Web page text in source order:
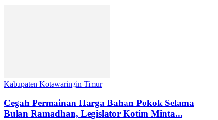
Kabupaten Kotawaringin Timur
Cegah Permainan Harga Bahan Pokok Selama
Bulan Ramadhan, Legislator Kotim Minta...